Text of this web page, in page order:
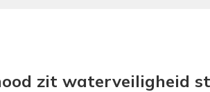
zit waterveiligheid